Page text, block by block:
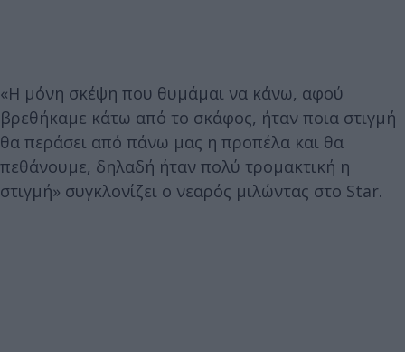
«Η μόνη σκέψη που θυμάμαι να κάνω, αφού
βρεθήκαμε κάτω από το σκάφος, ήταν ποια στιγμή
θα περάσει από πάνω μας η προπέλα και θα
πεθάνουμε, δηλαδή ήταν πολύ τρομακτική η
στιγμή» συγκλονίζει ο νεαρός μιλώντας στο Star.